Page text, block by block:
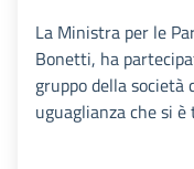
La Ministra per le
Bonetti, ha
gruppo della società
uguaglianza che si